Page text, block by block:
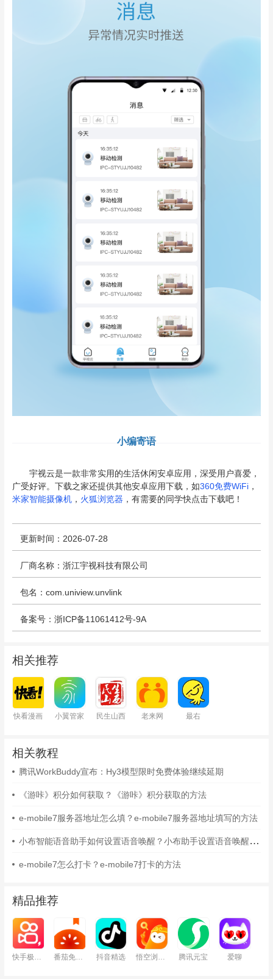
小编寄语
宇视云是一款非常实用的生活休闲安卓应用，深受用户喜爱，
广受好评。下载之家还提供其他安卓应用下载，如360免费WiFi，
米家智能摄像机， 火狐浏览器 ，有需要的同学快点击下载吧！
更新时间：2026-07-28
厂商名称：浙江宇视科技有限公司
包名：com.uniview.unvlink
备案号：浙ICP备11061412号-9A
相关推荐
快看漫画 小翼管家 民生山西 老来网 最右
相关教程
腾讯WorkBuddy宣布：Hy3模型限时免费体验继续延期
《游咔》积分如何获取？《游咔》积分获取的方法
e-mobile7服务器地址怎么填？e-mobile7服务器地址填写的方法
小布智能语音助手如何设置语音唤醒？小布助手设置语音唤醒的方法
e-mobile7怎么打卡？e-mobile7打卡的方法
精品推荐
抖音精选 腾讯元宝 爱聊